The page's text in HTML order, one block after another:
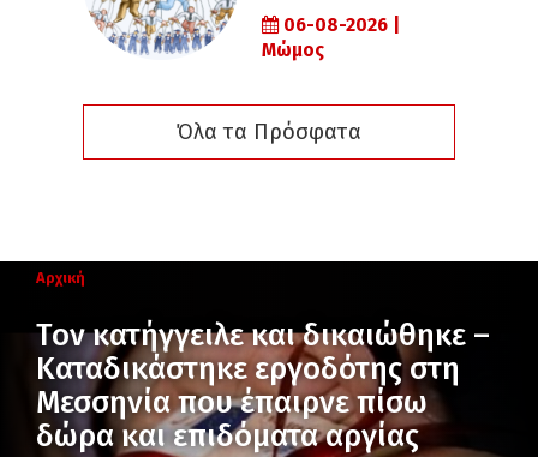
06-08-2026 |
Μώμος
Όλα τα Πρόσφατα
Αρχική
Τον κατήγγειλε και δικαιώθηκε –
Καταδικάστηκε εργοδότης στη
Μεσσηνία που έπαιρνε πίσω
δώρα και επιδόματα αργίας